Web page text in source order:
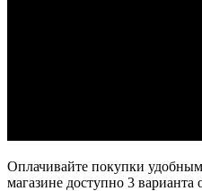
Оплачивайте покупки
магазине доступно 3 варианта